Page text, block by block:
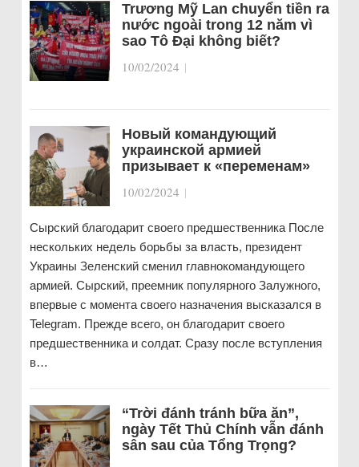
Trương Mỹ Lan chuyển tiền ra
nước ngoài trong 12 năm vì
sao Tô Đại không biết?
10/02/2024 |
Новый командующий
украинской армией
призывает к «переменам»
10/02/2024 |
Сырский благодарит своего предшественника После
нескольких недель борьбы за власть, президент
Украины Зеленский сменил главнокомандующего
армией. Сырский, преемник популярного Залужного,
впервые с момента своего назначения высказался в
Telegram. Прежде всего, он благодарит своего
предшественника и солдат. Сразу после вступления
в…
“Trời đánh tránh bữa ăn”,
ngày Tết Thủ Chính vẫn đánh
sân sau của Tổng Trọng?